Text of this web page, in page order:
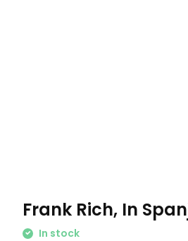
Frank Rich, In
In stock